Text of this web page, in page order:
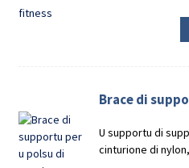
Brace di
U supportu di
cinturione di